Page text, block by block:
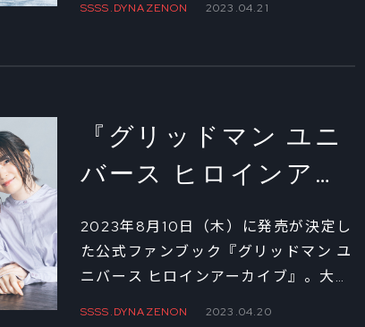
座談会②
アカネ役の上田麗奈、南夢芽役の若山
詩音の座談会の一部を、撮り下ろしの
写真とともにお届けします！
SSSS.DYNAZENON 2023.04.21
『グリッドマン ユニ
バース ヒロインアー
カイブ』発売決定！
宮本侑芽×上田麗奈×
若山詩音 スペシャル
2023年8月10日（木）に発売が決定し
た公式ファンブック『グリッドマン ユ
ニバース ヒロインアーカイブ』。大ボ
SSSS.DYNAZENON 2023.04.20